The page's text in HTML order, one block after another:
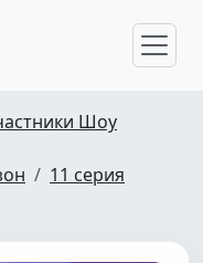
Шоу
11 серия